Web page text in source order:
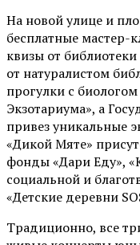
На новой улице и
бесплатные мастер-
квизы от
от натуралистом
прогулки с биологом
Экзотариума», а
привез уникальные
«Дикой Мяте»
фонды «Дари Еду»,
социальной и
«Детские деревни
Традиционно, все